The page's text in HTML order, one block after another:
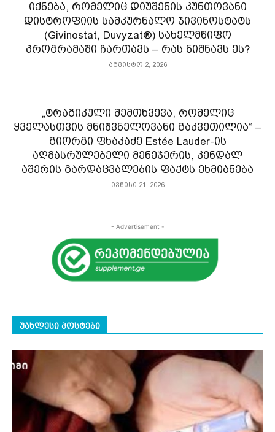
იქნება, რომელიც დიუშენის კუნთოვანი
დისტროფიის სამკურნალო ჯივინოსტატს
(Givinostat, Duvyzat®) სახელმწიფო
პროგრამაში ჩართავს – რას ნიშნავს ეს?
აგვისტო 2, 2026
„ტრაგიკული შემთხვევა, რომელიც
ყველასთვის მნიშვნელოვანი გაკვეთილია“ –
გიორგი ფხაკაძე Estée Lauder-ის
აღმასრულებელი მენეჯერის, კენდალ
აშერის გარდაცვალების ფაქტს ეხმიანება
ივნისი 21, 2026
- Advertisement -
უახლესი პოსტები